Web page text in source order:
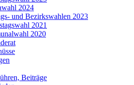
2024
und Bezirkswahlen 2023
2021
2020
Beiträge